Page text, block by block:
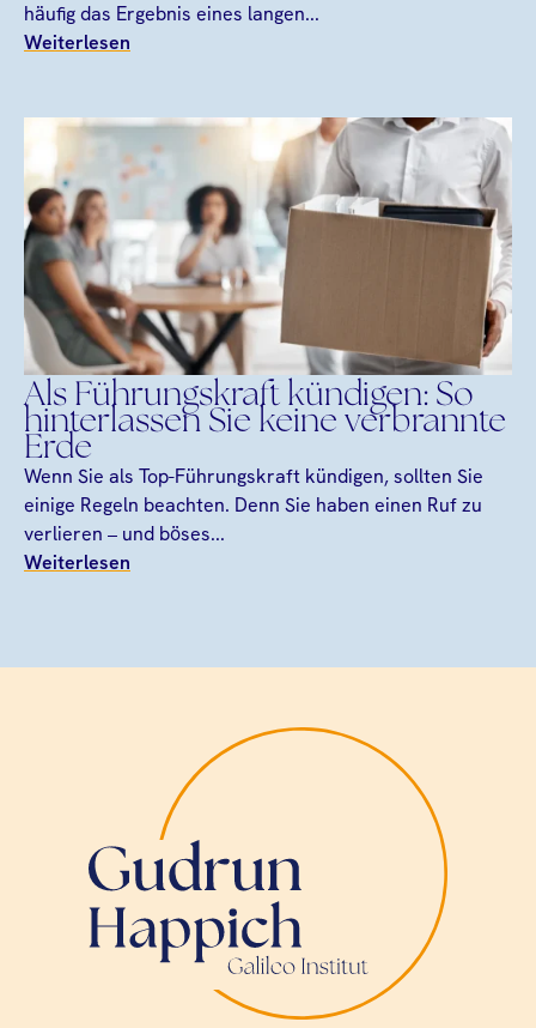
häufig das Ergebnis eines langen...
Weiterlesen
Als Führungskraft kündigen: So
hinterlassen Sie keine verbrannte
Erde
Wenn Sie als Top-Führungskraft kündigen, sollten Sie
einige Regeln beachten. Denn Sie haben einen Ruf zu
verlieren – und böses...
Weiterlesen